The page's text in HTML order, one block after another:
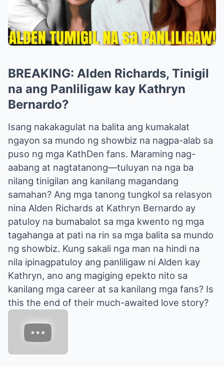
BREAKING: Alden Richards, Tinigil
na ang Panliligaw kay Kathryn
Bernardo?
Isang nakakagulat na balita ang kumakalat
ngayon sa mundo ng showbiz na nagpa-alab sa
puso ng mga KathDen fans. Maraming nag-
aabang at nagtatanong—tuluyan na nga ba
nilang tinigilan ang kanilang magandang
samahan? Ang mga tanong tungkol sa relasyon
nina Alden Richards at Kathryn Bernardo ay
patuloy na bumabalot sa mga kwento ng mga
tagahanga at pati na rin sa mga balita sa mundo
ng showbiz. Kung sakali nga man na hindi na
nila ipinagpatuloy ang panliligaw ni Alden kay
Kathryn, ano ang magiging epekto nito sa
kanilang mga career at sa kanilang mga fans? Is
this the end of their much-awaited love story?